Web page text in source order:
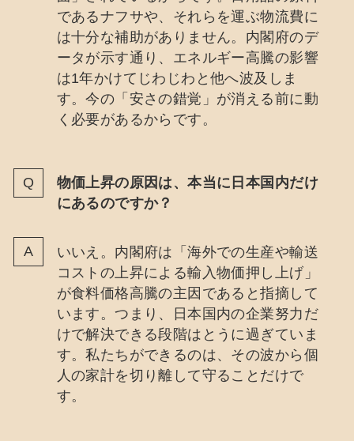
であるナフサや、それらを運ぶ物流費に
は十分な補助がありません。内閣府のデ
ータが示す通り、エネルギー高騰の影響
は1年かけてじわじわと他へ波及しま
す。今の「安さの錯覚」が消える前に動
く必要があるからです。
物価上昇の原因は、本当に日本国内だけ
にあるのですか？
いいえ。内閣府は「海外での生産や輸送
コストの上昇による輸入物価押し上げ」
が食料価格高騰の主因であると指摘して
います。つまり、日本国内の企業努力だ
けで解決できる段階はとうに過ぎていま
す。私たちができるのは、その波から個
人の家計を切り離して守ることだけで
す。